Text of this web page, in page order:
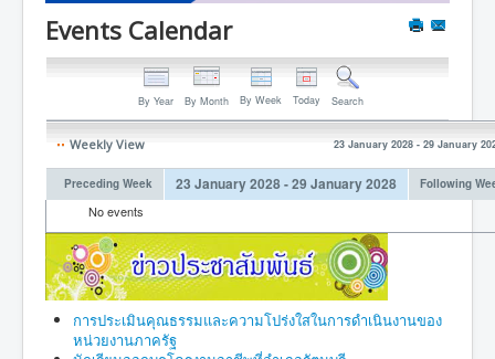
Events Calendar
By Year By Month By Week Today Search
Weekly View 23 January 2028 - 29 January
Preceding Week 23 January 2028 - 29 January 2028 Following
No events
การประเมินคุณธรรมและความโปร่งใสในการดำเนินงานของ
หน่วยงานภาครัฐ